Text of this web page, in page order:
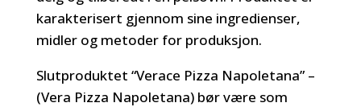
karakterisert gjennom sine ingredienser,
midler og metoder for produksjon.
Slutproduktet “Verace Pizza Napoletana” –
(Vera Pizza Napoletana) bør være som